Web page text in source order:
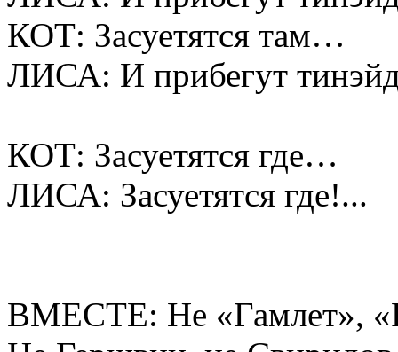
КОТ: Засуетятся там…
ЛИСА: И прибегут
КОТ: Засуетятся где…
ЛИСА: Засуетятся где!...
ВМЕСТЕ: Не «Гамлет»,